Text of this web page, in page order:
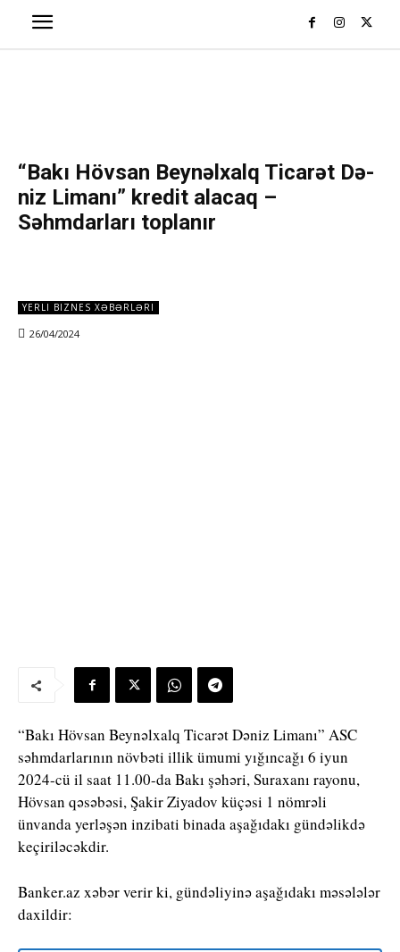
“Bakı Hövsan Beynəlxalq Ticarət Də­
niz Limanı” kredit alacaq –
Səhmdarları toplanır
YERLI BIZNES XƏBƏRLƏRI
26/04/2024
“Bakı Hövsan Beynəlxalq Ticarət Də­niz Limanı” ASC
səhmdarlarının növbəti illik ümumi yığıncağı 6 iyun
2024-cü il saat 11.00-da Bakı şəhəri, Suraxanı ra­yonu,
Hövsan qəsəbəsi, Şakir Ziyadov küçəsi 1 nömrəli
ünvanda yerləşən inzi­bati binada aşağıdakı gündəlikdə
keçi­riləcəkdir.
Banker.az xəbər verir ki, gündəliyinə aşağıdakı məsələlər
daxildir: